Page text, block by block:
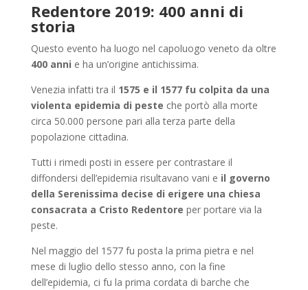
Redentore 2019: 400 anni di
storia
Questo evento ha luogo nel capoluogo veneto da oltre
400 anni e ha un’origine antichissima.
Venezia infatti tra il 1575 e il 1577 fu colpita da una
violenta epidemia di peste che portò alla morte
circa 50.000 persone pari alla terza parte della
popolazione cittadina.
Tutti i rimedi posti in essere per contrastare il
diffondersi dell’epidemia risultavano vani e il governo
della Serenissima decise di erigere una chiesa
consacrata a Cristo Redentore per portare via la
peste.
Nel maggio del 1577 fu posta la prima pietra e nel
mese di luglio dello stesso anno, con la fine
dell’epidemia, ci fu la prima cordata di barche che